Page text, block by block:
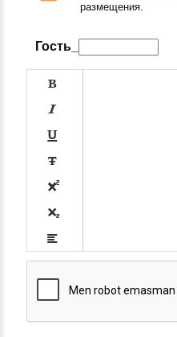
размещения.
Гость_







